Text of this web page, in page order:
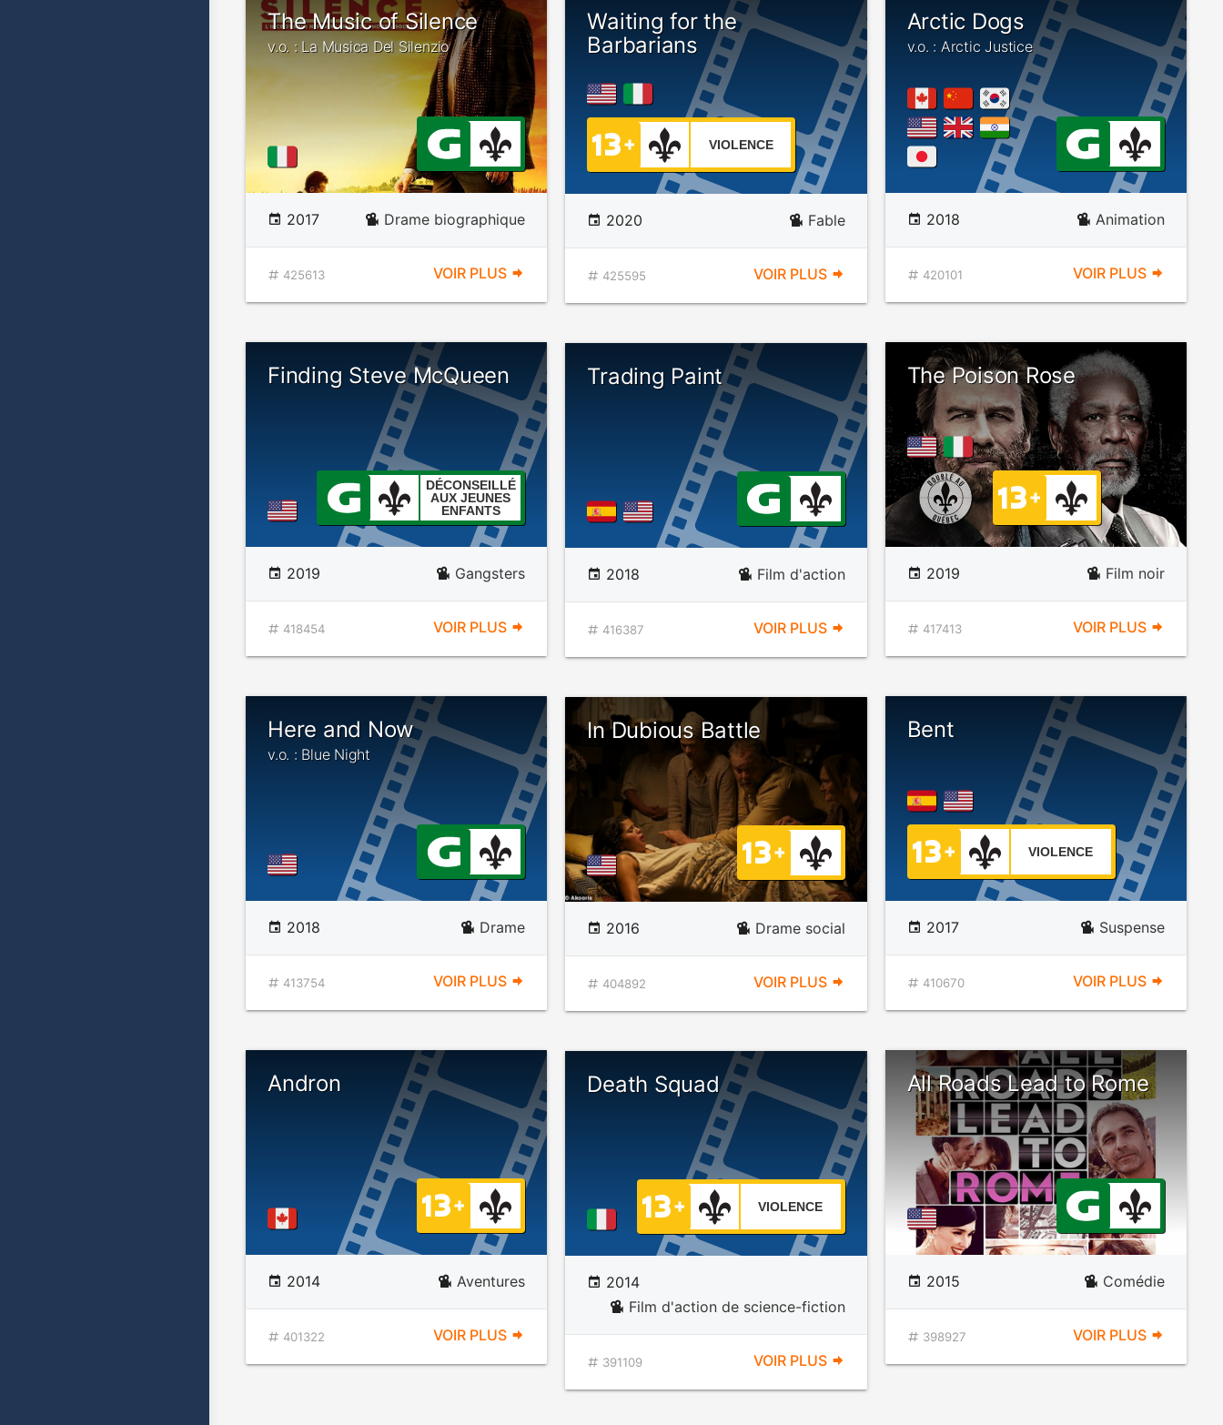
The Music of Silence
v.o. : La Musica Del Silenzio
2017 Drame biographique
425613 VOIR PLUS
Waiting for the
Barbarians
VIOLENCE
2020 Fable
425595 VOIR PLUS
Arctic Dogs
v.o. : Arctic Justice
2018 Animation
420101 VOIR PLUS
Finding Steve McQueen
DÉCONSEILLÉ
AUX JEUNES
ENFANTS
2019 Gangsters
418454 VOIR PLUS
The Poison Rose
2019 Film noir
417413 VOIR PLUS
Trading Paint
2018 Film d'action
416387 VOIR PLUS
Here and Now
v.o. : Blue Night
2018 Drame
413754 VOIR PLUS
Bent
VIOLENCE
2017 Suspense
410670 VOIR PLUS
In Dubious Battle
2016 Drame social
404892 VOIR PLUS
Andron
2014 Aventures
401322 VOIR PLUS
All Roads Lead to Rome
2015 Comédie
398927 VOIR PLUS
Death Squad
VIOLENCE
2014
Film d'action de science-fiction
391109 VOIR PLUS